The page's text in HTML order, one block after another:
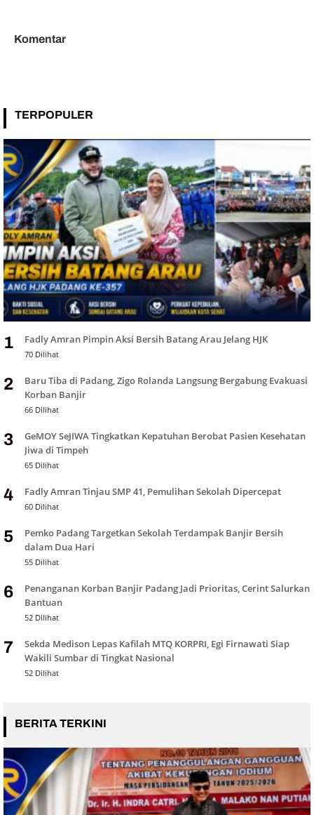
Komentar
TERPOPULER
1 Fadly Amran Pimpin Aksi Bersih Batang Arau Jelang HJK
70 Dilihat
2
Baru Tiba di Padang, Zigo Rolanda Langsung Bergabung Evakuasi
Korban Banjir
66 Dilihat
3
GeMOY SeJIWA Tingkatkan Kepatuhan Berobat Pasien Kesehatan
Jiwa di Timpeh
65 Dilihat
4 Fadly Amran Tinjau SMP 41, Pemulihan Sekolah Dipercepat
60 Dilihat
5
Pemko Padang Targetkan Sekolah Terdampak Banjir Bersih
dalam Dua Hari
55 Dilihat
6
Penanganan Korban Banjir Padang Jadi Prioritas, Cerint Salurkan
Bantuan
52 Dilihat
7
Sekda Medison Lepas Kafilah MTQ KORPRI, Egi Firnawati Siap
Wakili Sumbar di Tingkat Nasional
52 Dilihat
BERITA TERKINI